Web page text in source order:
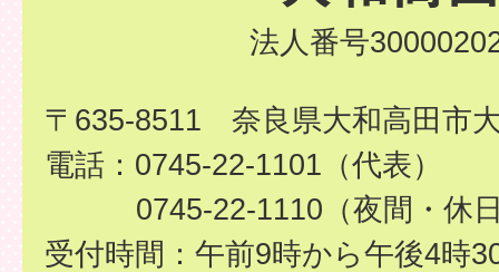
法人番号
〒635-8511 奈良県大和高田市
電話：0745-22-1101（代表）
0745-22-1110（夜間・休
受付時間：午前9時から午後4時